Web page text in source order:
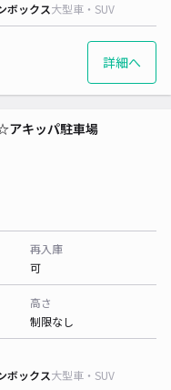
ボックス大型車・SUV
詳細へ
アキッパ駐車場
再入庫
可
高さ
制限なし
ボックス大型車・SUV